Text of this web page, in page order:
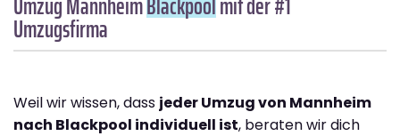
Umzugsfirma
Weil wir wissen, dass jeder Umzug von Mannheim
nach Blackpool individuell ist, beraten wir dich